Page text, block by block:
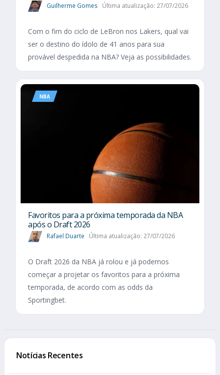
Guilherme Gomes Última atualização: 27/07/2026
Com o fim do ciclo de LeBron nos Lakers, qual vai
ser o destino do ídolo de 41 anos para sua
provável despedida na NBA? Veja as possibilidades.
NBA
Favoritos para a próxima temporada da NBA
após o Draft 2026
Rafael Duarte Última atualização: 27/07/2026
O Draft 2026 da NBA já rolou e já podemos
começar a projetar os favoritos para a próxima
temporada, de acordo com as odds da
Sportingbet.
Notícias Recentes